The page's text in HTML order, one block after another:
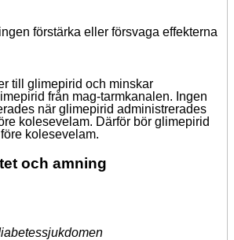
förstärka eller försvaga effekterna
till glimepirid och minskar
från mag-tarmkanalen. Ingen
när glimepirid administrerades
kolesevelam. Därför bör glimepirid
kolesevelam.
och amning